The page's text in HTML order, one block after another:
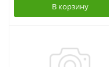
В корзину